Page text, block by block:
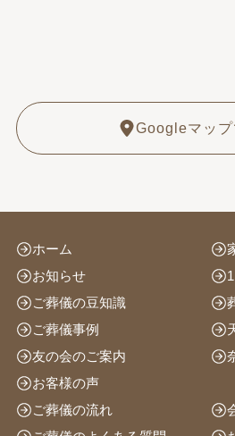
Googleマップ
ホーム
お知らせ
ご葬儀の豆知識
ご葬儀事例
友の会のご案内
お客様の声
ご葬儀の流れ